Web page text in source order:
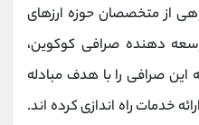
توسط گروهی از متخصصان حوزه ارزهای
دهنده صرافی کوکوین،
این صرافی را با هدف مبادله
خدمات راه اندازی کرده اند.